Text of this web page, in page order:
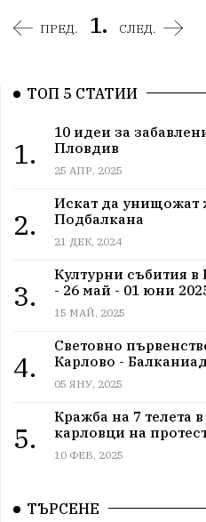
ПРЕД. 1. СЛЕД.
ТОП 5 СТАТИИ
1.
10 идеи за
Пловдив
25 АПР, 2025
2.
Искат да унищожат
Подбалкана
21 ДЕК, 2024
3.
Културни събития
- 26 май - 01 юни
15 МАЙ, 2025
4.
Световно
Карлово -
05 ЯНУ, 2025
5.
Кражба на 7 телета
карловци на
10 ФЕВ, 2025
ТЪРСЕНЕ